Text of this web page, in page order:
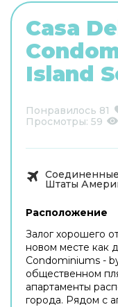
Casa
Island
Понравилось 81
Просмотры: 59
Соединенные
Штаты
Расположение
Залог хорошего
новом месте как
Condominiums -
общественном
апартаменты
города. Рядом с